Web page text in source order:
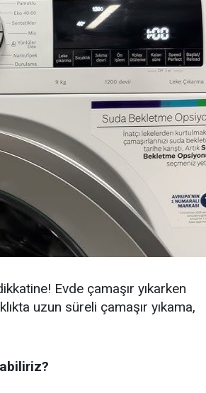
Evde çamaşır yıkarken
uzun süreli çamaşır yıkama,